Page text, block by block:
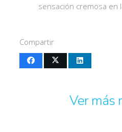
sensación cremosa en
Compartir
Ver más